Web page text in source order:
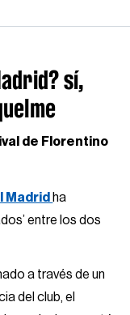
sí,
de Florentino
Madrid ha
entre los dos
a través de un
del club, el